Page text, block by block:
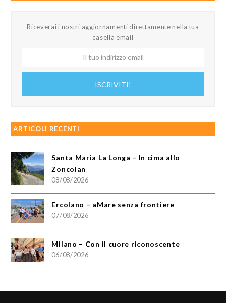
Riceverai i nostri aggiornamenti direttamente nella tua
casella email
ISCRIVITI!
ARTICOLI RECENTI
Santa Maria La Longa – In cima allo
Zoncolan
08/08/2026
Ercolano – aMare senza frontiere
07/08/2026
Milano – Con il cuore riconoscente
06/08/2026